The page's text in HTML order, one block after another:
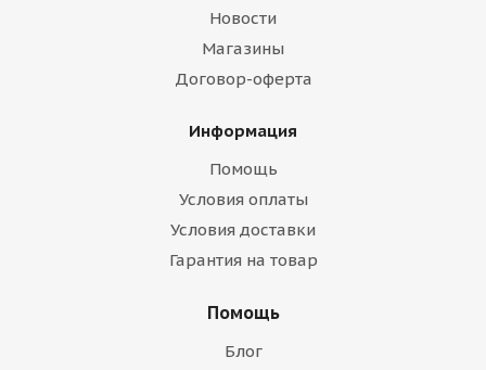
Новости
Магазины
Договор-оферта
Информация
Помощь
Условия оплаты
Условия доставки
Гарантия на товар
Помощь
Блог